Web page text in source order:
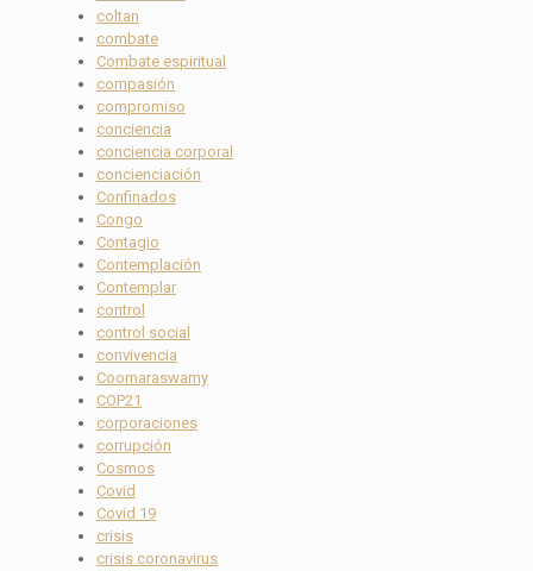
coltan
combate
Combate espiritual
compasión
compromiso
conciencia
conciencia corporal
concienciación
Confinados
Congo
Contagio
Contemplación
Contemplar
control
control social
convivencia
Coomaraswamy
COP21
corporaciones
corrupción
Cosmos
Covid
Covid 19
crisis
crisis coronavirus